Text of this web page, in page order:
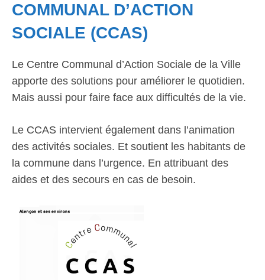
COMMUNAL D’ACTION
SOCIALE (CCAS)
Le Centre Communal d’Action Sociale de la Ville
apporte des solutions pour améliorer le quotidien.
Mais aussi pour faire face aux difficultés de la vie.
Le CCAS intervient également dans l’animation
des activités sociales. Et soutient les habitants de
la commune dans l’urgence. En attribuant des
aides et des secours en cas de besoin.